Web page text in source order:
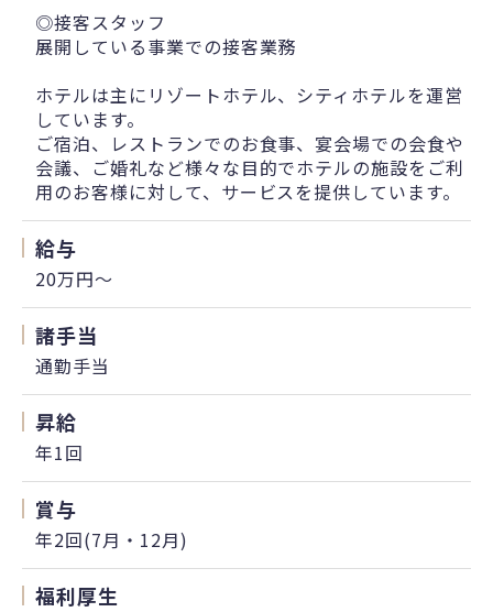
◎接客スタッフ
展開している事業での接客業務
ホテルは主にリゾートホテル、シティホテルを運営
しています。
ご宿泊、レストランでのお食事、宴会場での会食や
会議、ご婚礼など様々な目的でホテルの施設をご利
用のお客様に対して、サービスを提供しています。
給与
20万円〜
諸手当
通勤手当
昇給
年1回
賞与
年2回(7月・12月)
福利厚生